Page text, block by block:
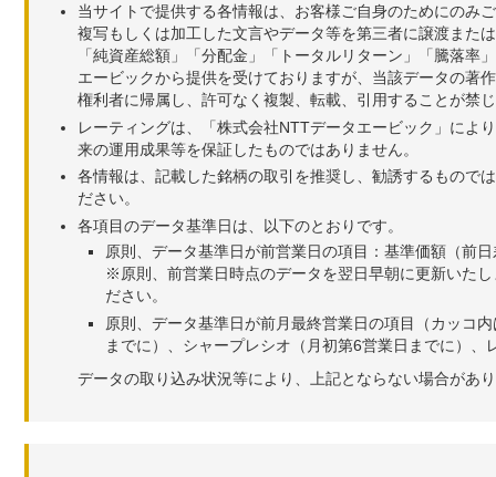
当サイトで提供する各情報は、お客様ご自身のためにのみ
複写もしくは加工した文言やデータ等を第三者に譲渡また
「純資産総額」「分配金」「トータルリターン」「騰落
エービックから提供を受けておりますが、当該データの著
権利者に帰属し、許可なく複製、転載、引用することが禁
レーティングは、「株式会社NTTデータエービック」によ
来の運用成果等を保証したものではありません。
各情報は、記載した銘柄の取引を推奨し、勧誘するもので
ださい。
各項目のデータ基準日は、以下のとおりです。
原則、データ基準日が前営業日の項目：基準価額（前
※原則、前営業日時点のデータを翌日早朝に更新いた
ださい。
原則、データ基準日が前月最終営業日の項目（カッコ
までに）、シャープレシオ（月初第6営業日までに）
データの取り込み状況等により、上記とならない場合があ